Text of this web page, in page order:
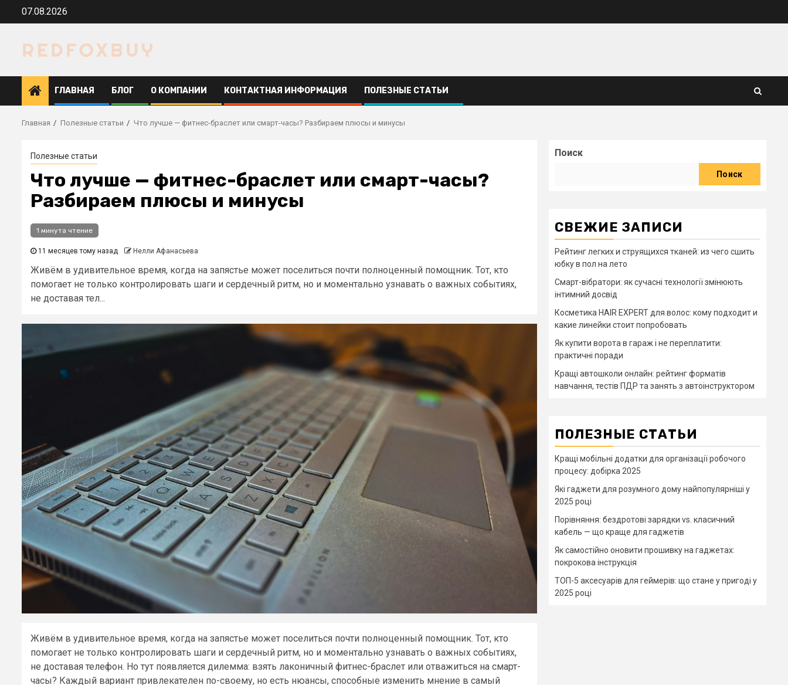
Перейти07.08.2026
ГЛАВНАЯ БЛОГ О КОМПАНИИ КОНТАКТНАЯ ИНФОРМАЦИЯ ПОЛЕЗНЫЕ СТАТЬИ
Главная Полезные статьи Что лучше — фитнес-браслет или смарт-часы? Разбираем плюсы и минусы
Полезные статьи
Что лучше — фитнес-браслет или смарт-часы?
Разбираем плюсы и минусы
1 минута чтение
11 месяцев тому назад Нелли Афанасьева
Живём в удивительное время, когда на запястье может поселиться почти полноценный помощник. Тот, кто
помогает не только контролировать шаги и сердечный ритм, но и моментально узнавать о важных событиях,
не доставая тел...
Живём в удивительное время, когда на запястье может поселиться почти полноценный помощник. Тот, кто
помогает не только контролировать шаги и сердечный ритм, но и моментально узнавать о важных событиях,
не доставая телефон. Но тут появляется дилемма: взять лаконичный фитнес-браслет или отважиться на смарт-
часы? Каждый вариант привлекателен по-своему, но есть нюансы, способные изменить мнение в самый
Поиск
Поиск
СВЕЖИЕ ЗАПИСИ
Рейтинг легких и струящихся тканей: из чего сшить
юбку в пол на лето
Смарт-вібратори: як сучасні технології змінюють
інтимний досвід
Косметика HAIR EXPERT для волос: кому подходит и
какие линейки стоит попробовать
Як купити ворота в гараж і не переплатити:
практичні поради
Кращі автошколи онлайн: рейтинг форматів
навчання, тестів ПДР та занять з автоінструктором
ПОЛЕЗНЫЕ СТАТЬИ
Кращі мобільні додатки для організації робочого
процесу: добірка 2025
Які гаджети для розумного дому найпопулярніші у
2025 році
Порівняння: бездротові зарядки vs. класичний
кабель — що краще для гаджетів
Як самостійно оновити прошивку на гаджетах:
покрокова інструкція
ТОП-5 аксесуарів для геймерів: що стане у пригоді у
2025 році